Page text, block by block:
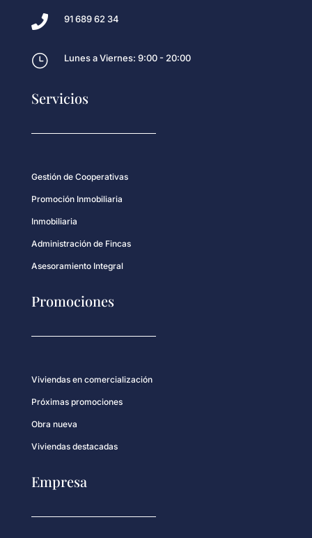
 91 689 62 34
} Lunes a Viernes: 9:00 - 20:00
Servicios
Gestión de Cooperativas
Promoción Inmobiliaria
Inmobiliaria
Administración de Fincas
Asesoramiento Integral
Promociones
Viviendas en comercialización
Próximas promociones
Obra nueva
Viviendas destacadas
Empresa